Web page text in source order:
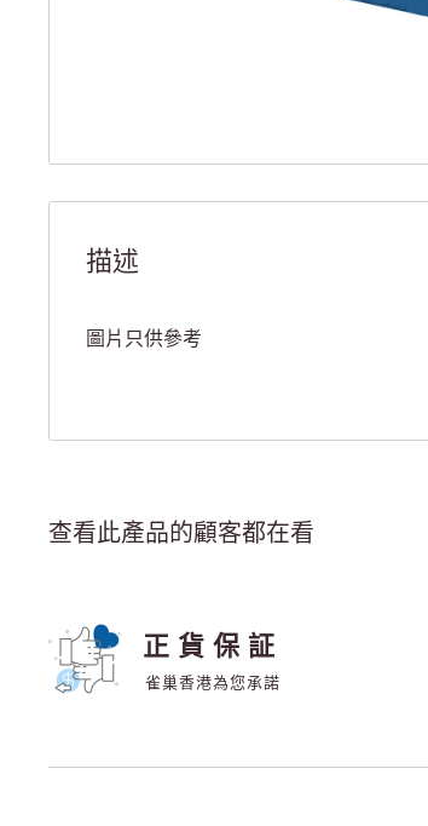
描述
圖片只供參考
查看此產品的顧客都在看
正貨保証
雀巢香港為您承諾